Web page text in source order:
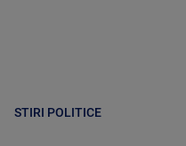
STIRI POLITICE